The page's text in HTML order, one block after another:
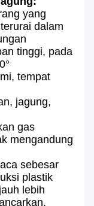
yang
dalam
tinggi, pada
tempat
jagung,
gas
mengandung
sebesar
plastik
lebih